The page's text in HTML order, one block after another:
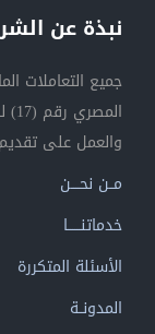
نبذة عن
جميع التعاملات
والعمل على
مــن نحــــن
خدماتنــــــا
الأسئلة المتكررة
المدونــة